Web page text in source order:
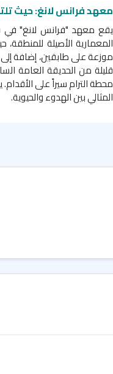
معهد فرانس لانغ: حيث
يقع معهد "فرانس لانغ" في
المعمارية الأصيلة
موزعة على طابقين، إضافة
قليلة من الحديقة العامة
محطة الترام سيراً على الأقدام.
المثالي بين الهدوء والحيوية.
نفسه ترغب بالهروب إلى
تقع بوردو في جنوب غرب